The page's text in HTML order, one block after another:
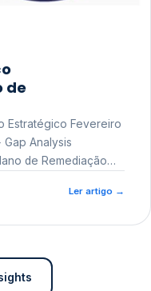
de
Estratégico Fevereiro
Analysis
de Remediação
Ler artigo →